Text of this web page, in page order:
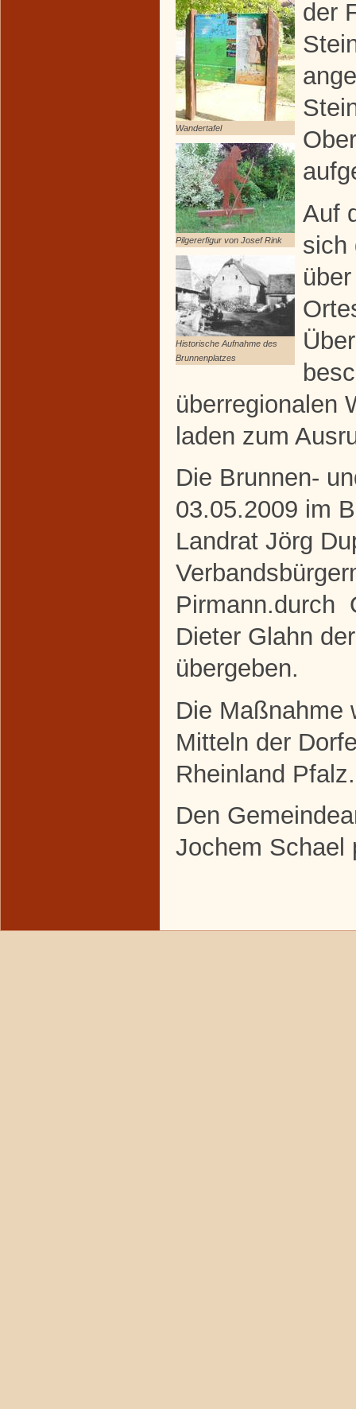
Wandertafel
Pilgererfigur von Josef Rink
Historische Aufnahme des
Brunnenplatzes
der
Auf
sich
überregionalen
laden zum
Die Brunnen-
03.05.2009 im
Landrat Jörg
Pirmann.durch
Dieter Glahn
übergeben.
Die Maßnahme
Mitteln der
Rheinland Pfalz.
Den
Jochem Schael